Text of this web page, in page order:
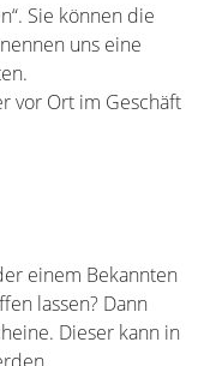
Sie können die
uns eine
vor Ort im Geschäft
einem Bekannten
lassen? Dann
Dieser kann in